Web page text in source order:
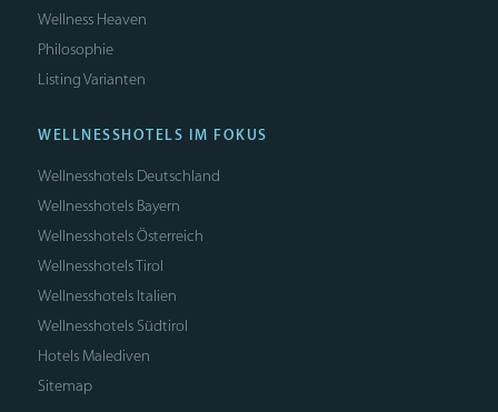
Wellness Heaven
Philosophie
Listing Varianten
WELLNESSHOTELS IM FOKUS
Wellnesshotels Deutschland
Wellnesshotels Bayern
Wellnesshotels Österreich
Wellnesshotels Tirol
Wellnesshotels Italien
Wellnesshotels Südtirol
Hotels Malediven
Sitemap